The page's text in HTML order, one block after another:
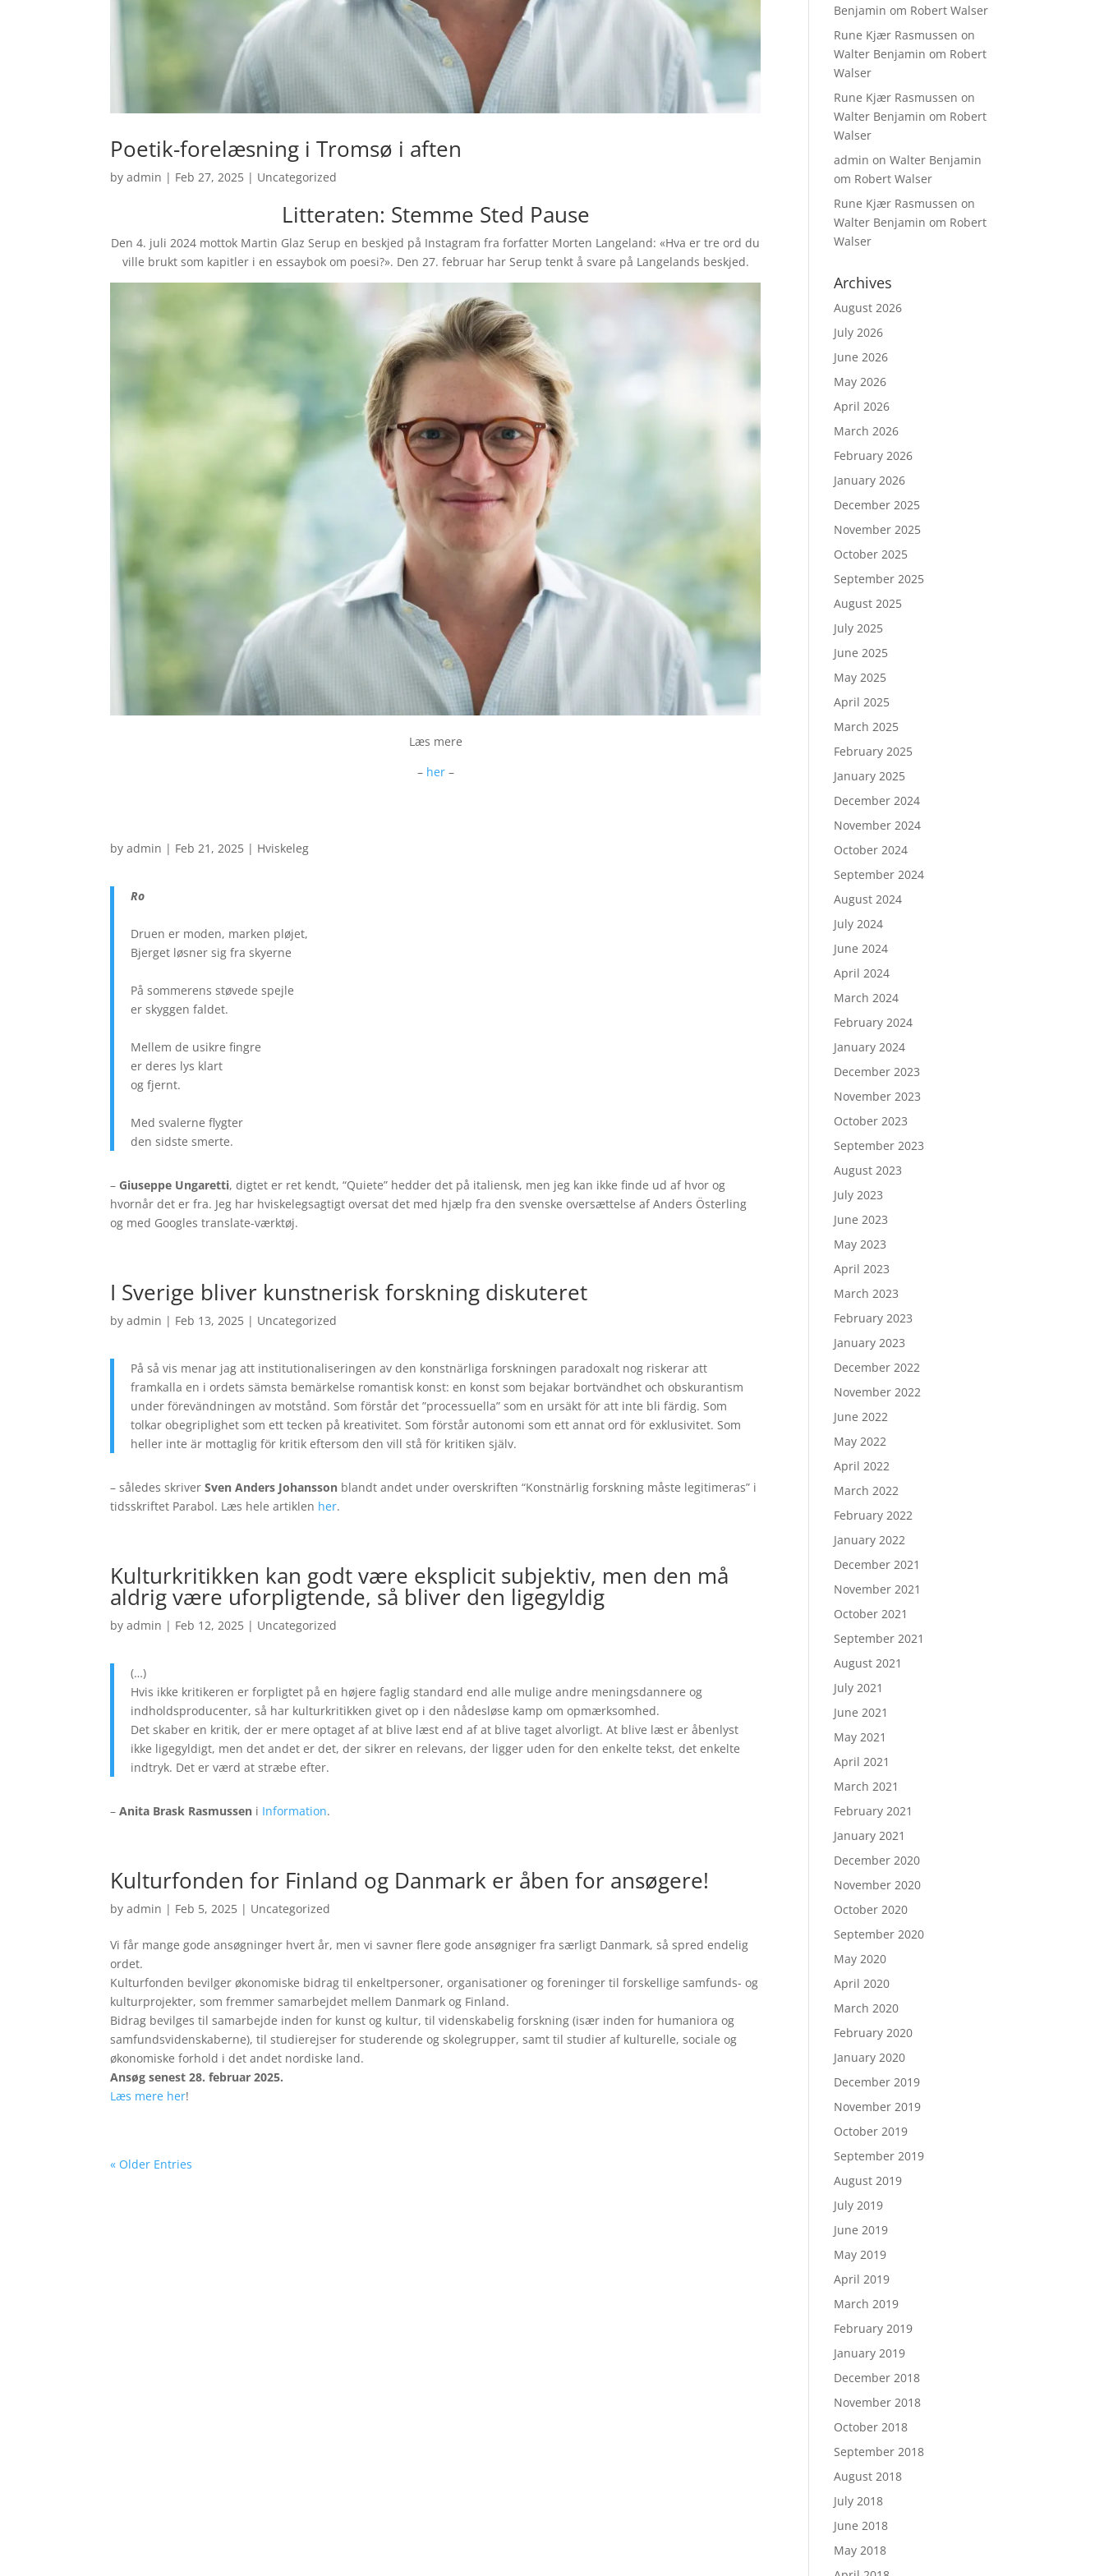
Poetik-forelæsning i Tromsø i aften
byadmin | Feb 27, 2025 | Uncategorized
Litteraten: Stemme Sted Pause
Den 4. juli 2024 mottok Martin Glaz Serup en beskjed på Instagram fra forfatter Morten Langeland: «Hva er tre ord du
ville brukt som kapitler i en essaybok om poesi?». Den 27. februar har Serup tenkt å svare på Langelands beskjed.
Læs mere
– her–
byadmin | Feb 21, 2025 | Hviskeleg
Ro
Druen er moden, marken pløjet,
Bjerget løsner sig fra skyerne
På sommerens støvede spejle
er skyggen faldet.
Mellem de usikre fingre
er deres lys klart
og fjernt.
Med svalerne flygter
den sidste smerte.
– Giuseppe Ungaretti, digtet er ret kendt, “Quiete” hedder det på italiensk, men jeg kan ikke finde ud af hvor og
hvornår det er fra. Jeg har hviskelegsagtigt oversat det med hjælp fra den svenske oversættelse af Anders Österling
og med Googles translate-værktøj.
I Sverige bliver kunstnerisk forskning diskuteret
byadmin | Feb 13, 2025 | Uncategorized
På så vis menar jag att institutionaliseringen av den konstnärliga forskningen paradoxalt nog riskerar att
framkalla en i ordets sämsta bemärkelse romantisk konst: en konst som bejakar bortvändhet och obskurantism
under förevändningen av motstånd. Som förstår det ”processuella” som en ursäkt för att inte bli färdig. Som
tolkar obegriplighet som ett tecken på kreativitet. Som förstår autonomi som ett annat ord för exklusivitet. Som
heller inte är mottaglig för kritik eftersom den vill stå för kritiken själv.
– således skriverSven Anders Johansson blandt andet under overskriften “Konstnärlig forskning måste legitimeras” i
tidsskriftet Parabol. Læs hele artiklen her.
Kulturkritikken kan godt være eksplicit subjektiv, men den må
aldrig være uforpligtende, så bliver den ligegyldig
byadmin | Feb 12, 2025 | Uncategorized
(…)
Hvis ikke kritikeren er forpligtet på en højere faglig standard end alle mulige andre meningsdannere og
indholdsproducenter, så har kulturkritikken givet op i den nådesløse kamp om opmærksomhed.
Det skaber en kritik, der er mere optaget af at blive læst end af at blive taget alvorligt. At blive læst er åbenlyst
ikke ligegyldigt, men det andet er det, der sikrer en relevans, der ligger uden for den enkelte tekst, det enkelte
indtryk. Det er værd at stræbe efter.
–Anita Brask Rasmussen i Information.
Kulturfonden for Finland og Danmark er åben for ansøgere!
byadmin | Feb 5, 2025 | Uncategorized
Vi får mange gode ansøgninger hvert år, men vi savner flere gode ansøgniger fra særligt Danmark, så spred endelig
ordet.
Kulturfonden bevilger økonomiske bidrag til enkeltpersoner, organisationer og foreninger til forskellige samfunds- og
kulturprojekter, som fremmer samarbejdet mellem Danmark og Finland.
Bidrag bevilges til samarbejde inden for kunst og kultur, til videnskabelig forskning (især inden for humaniora og
samfundsvidenskaberne), til studierejser for studerende og skolegrupper, samt til studier af kulturelle, sociale og
økonomiske forhold i det andet nordiske land.
Ansøg senest 28. februar 2025.
Læs mere her!
« Older Entries
Benjamin om Robert Walser
Rune Kjær Rasmussen on
Walter Benjamin om Robert
Walser
Rune Kjær Rasmussen on
Walter Benjamin om Robert
Walser
admin onWalter Benjamin
om Robert Walser
Rune Kjær Rasmussen on
Walter Benjamin om Robert
Walser
Archives
August 2026
July 2026
June 2026
May 2026
April 2026
March 2026
February 2026
January 2026
December 2025
November 2025
October 2025
September 2025
August 2025
July 2025
June 2025
May 2025
April 2025
March 2025
February 2025
January 2025
December 2024
November 2024
October 2024
September 2024
August 2024
July 2024
June 2024
April 2024
March 2024
February 2024
January 2024
December 2023
November 2023
October 2023
September 2023
August 2023
July 2023
June 2023
May 2023
April 2023
March 2023
February 2023
January 2023
December 2022
November 2022
June 2022
May 2022
April 2022
March 2022
February 2022
January 2022
December 2021
November 2021
October 2021
September 2021
August 2021
July 2021
June 2021
May 2021
April 2021
March 2021
February 2021
January 2021
December 2020
November 2020
October 2020
September 2020
May 2020
April 2020
March 2020
February 2020
January 2020
December 2019
November 2019
October 2019
September 2019
August 2019
July 2019
June 2019
May 2019
April 2019
March 2019
February 2019
January 2019
December 2018
November 2018
October 2018
September 2018
August 2018
July 2018
June 2018
May 2018